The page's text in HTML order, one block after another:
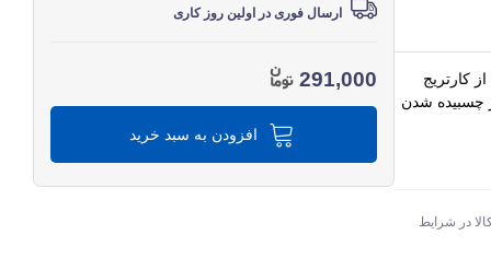
کارتریج
چسبیده شدن
در شرایط
ارسال فوری در اولین روز کاری
291,000
افزودن به سبد خرید